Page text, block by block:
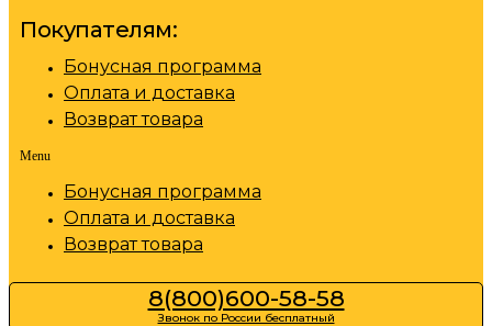
Покупателям:
Бонусная программа
Оплата и доставка
Возврат товара
Menu
Бонусная программа
Оплата и доставка
Возврат товара
8(800)600-58-58
Звонок по России бесплатный